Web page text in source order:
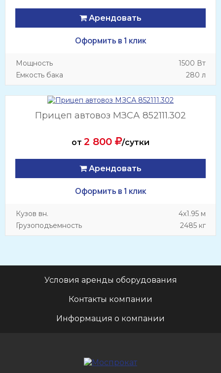
Арендовать
Оформить в 1 клик
Мощность
1500 Вт
Емкость бака
280 л
Прицеп автовоз МЗСА 852111.302
от 2 800 /сутки
Арендовать
Оформить в 1 клик
Кузов вн.
4х1.95 м
Грузоподъемность
2485 кг
Условия аренды оборудования
Контакты компании
Информация о компании